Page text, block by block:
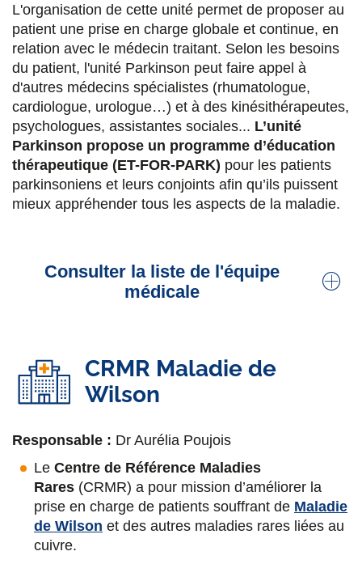
Dr Nolwenn Krief
Neurologue, Sclérose en Plaques
Pr Roland Jouvent
Psychiatre, praticien titulaire,CRMR Wilson,
mémoire
Dr Antoine Moulignier
Neurologue, praticien titulaire.Sclérose en
Dr Manon Philibert
Praticien titulaire, neurologue.
oculaires MOC)
Neurologue, Sclérose en Plaques
Nathalie Versace
Psychologue
Karima Leguet
L'organisation de cette unité permet de proposer au
patient une prise en charge globale et continue, en
relation avec le médecin traitant. Selon les besoins
du patient, l'unité Parkinson peut faire appel à
d'autres médecins spécialistes (rhumatologue,
cardiologue, urologue…) et à des kinésithérapeutes,
psychologues, assistantes sociales... L’unité
Parkinson propose un programme d’éducation
thérapeutique (ET-FOR-PARK) pour les patients
parkinsoniens et leurs conjoints afin qu’ils puissent
mieux appréhender tous les aspects de la maladie.
Consulter la liste de l'équipe
médicale
Neurologue, praticien titulaire. Parkinson,
mouvements anormaux, éducation
thérapeutique, hypnose
Pr Philippe Damier
PU-PH de neurologie.Maladie de Parkinson
Dr Guillaume Baille
Neurologue.
CRMR Maladie de
Wilson
Responsable : Dr Aurélia Poujois
Le Centre de Référence Maladies
Rares (CRMR) a pour mission d’améliorer la
prise en charge de patients souffrant de Maladie
de Wilson et des autres maladies rares liées au
cuivre.